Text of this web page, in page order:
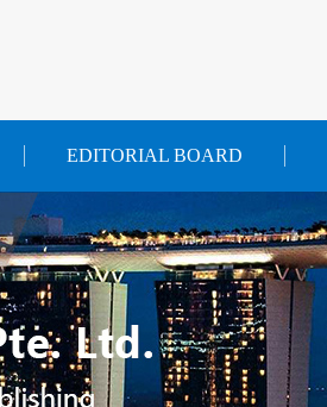
EDITORIAL BOARD